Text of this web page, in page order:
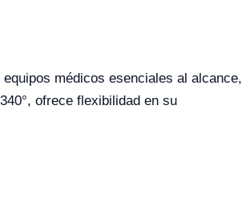
médicos esenciales al alcance,
ofrece flexibilidad en su